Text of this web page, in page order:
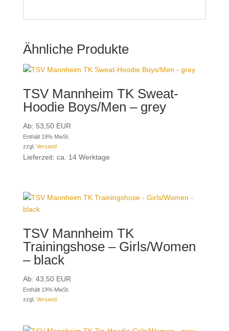
Ähnliche Produkte
TSV Mannheim TK Sweat-
Hoodie Boys/Men – grey
Ab: 53,50EUR
Enthält 19% MwSt.
zzgl. Versand
Lieferzeit: ca. 14 Werktage
TSV Mannheim TK
Trainingshose – Girls/Women
– black
Ab: 43,50EUR
Enthält 19% MwSt.
zzgl. Versand